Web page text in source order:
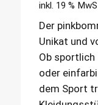
inkl. 19 %
Der
Unikat und
Ob
oder
dem Sport